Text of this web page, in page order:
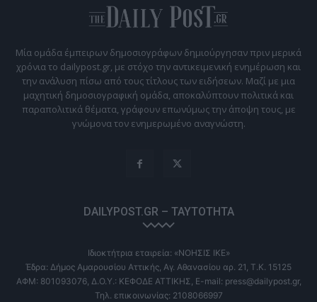
Μία ομάδα έμπειρων δημοσιογράφων δημιούργησαν πριν μερικά
χρόνια το dailypost.gr, με στόχο την αντικειμενική ενημέρωση και
την ανάλυση πίσω από τους τίτλους των ειδήσεων. Μαζί με μια
μαχητική δημοσιογραφική ομάδα, αποκαλύπτουν πολιτικά και
παραπολιτικά θέματα, γράφουν επωνύμως την άποψη τους, με
γνώμονα τον ενημερωμένο αναγνώστη.
DAILYPOST.GR – ΤΑΥΤΌΤΗΤΑ
Ιδιοκτήτρια εταιρεία: «ΝΟΗΣΙΣ ΙΚΕ»
Έδρα: Δήμος Αμαρουσίου Αττικής, Αγ. Αθανασίου αρ. 21, Τ.Κ. 15125
ΑΦΜ: 801093076, Δ.Ο.Υ.: ΚΕΦΟΔΕ ΑΤΤΙΚΗΣ, E-mail: press@dailypost.gr,
Τηλ. επικοινωνίας: 2108066997